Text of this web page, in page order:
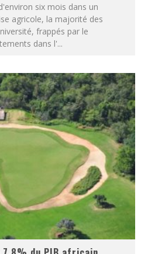
six mois dans un
agricole, la majorité des
frappés par le
dans l'...